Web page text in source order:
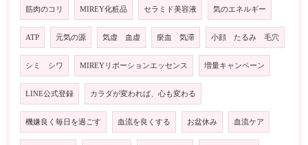
筋肉のコリ MIREY化粧品 セラミド美容液 気のエネルギー
ATP 元気の源 気虚 血虚 瘀血 気滞 小顔 たるみ 毛穴
シミ シワ MIREYリポーションエッセンス 増量キャンペーン
LINE公式登録 カラダが変われば、心も変わる
機嫌良く毎日を過ごす 血流を良くする お盆休み 血流ケア